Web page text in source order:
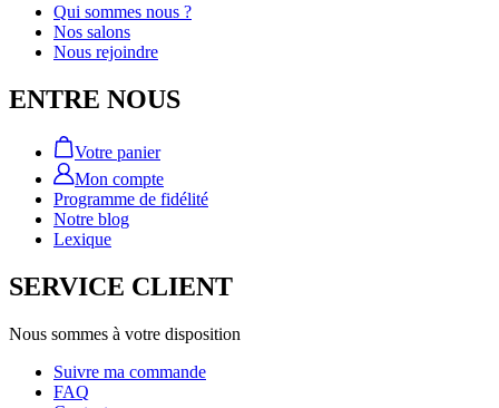
Qui sommes nous ?
Nos salons
Nous rejoindre
ENTRE NOUS
Votre panier
Mon compte
Programme de fidélité
Notre blog
Lexique
SERVICE CLIENT
Nous sommes à votre disposition
Suivre ma commande
FAQ